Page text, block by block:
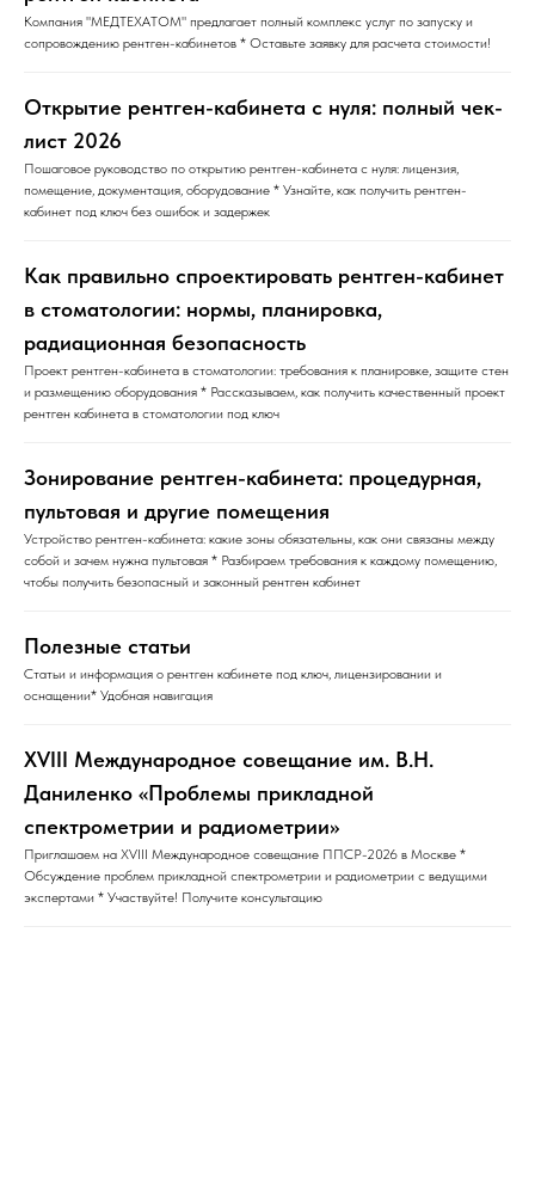
Компания "МЕДТЕХАТОМ" предлагает полный комплекс услуг по запуску и
сопровождению рентген-кабинетов * Оставьте заявку для расчета стоимости!
Открытие рентген-кабинета с нуля: полный чек-
лист 2026
Пошаговое руководство по открытию рентген-кабинета с нуля: лицензия,
помещение, документация, оборудование * Узнайте, как получить рентген-
кабинет под ключ без ошибок и задержек
Как правильно спроектировать рентген-кабинет
в стоматологии: нормы, планировка,
радиационная безопасность
Проект рентген-кабинета в стоматологии: требования к планировке, защите стен
и размещению оборудования * Рассказываем, как получить качественный проект
рентген кабинета в стоматологии под ключ
Зонирование рентген-кабинета: процедурная,
пультовая и другие помещения
Устройство рентген-кабинета: какие зоны обязательны, как они связаны между
собой и зачем нужна пультовая * Разбираем требования к каждому помещению,
чтобы получить безопасный и законный рентген кабинет
Полезные статьи
Статьи и информация о рентген кабинете под ключ, лицензировании и
оснащении* Удобная навигация
XVIII Международное совещание им. В.Н.
Даниленко «Проблемы прикладной
спектрометрии и радиометрии»
Приглашаем на XVIII Международное совещание ППСР-2026 в Москве *
Обсуждение проблем прикладной спектрометрии и радиометрии с ведущими
экспертами * Участвуйте! Получите консультацию